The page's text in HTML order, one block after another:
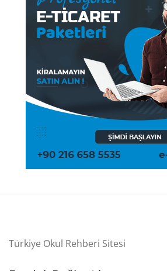
Türkiye Okul Rehberi Sitesi